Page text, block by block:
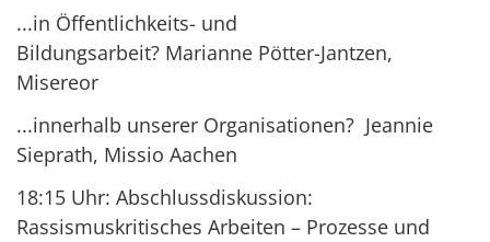
...in Öffentlichkeits- und
Bildungsarbeit? Marianne Pötter-Jantzen,
Misereor
...innerhalb unserer Organisationen? Jeannie
Sieprath, Missio Aachen
18:15 Uhr: Abschlussdiskussion:
Rassismuskritisches Arbeiten – Prozesse und